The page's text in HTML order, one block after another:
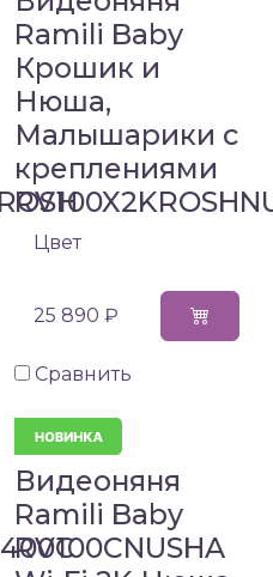
Ramili Baby
Крошик и
Нюша,
Малышарики с
креплениями
Цвет
25 890 ₽
Сравнить
Видеоняня
Ramili Baby
RV100CNUSHA